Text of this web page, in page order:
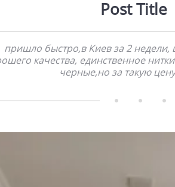
Post Title
пришло быстро,в Киев за 2
качества, единственное
черные,но за такую